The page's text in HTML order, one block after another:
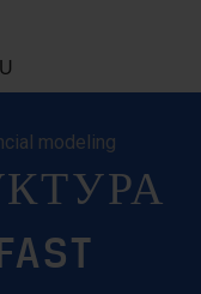
modeling